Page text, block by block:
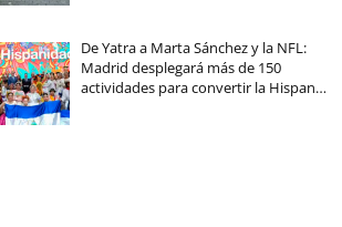
De Yatra a Marta Sánchez y la NFL:
Madrid desplegará más de 150
actividades para convertir la Hispan…